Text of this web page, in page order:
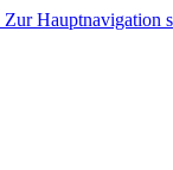
Zur Hauptnavigation